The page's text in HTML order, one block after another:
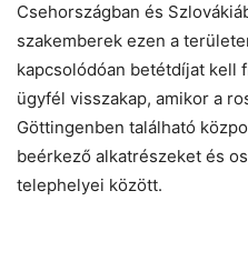
Csehországban és
szakemberek ezen a
kapcsolódóan betétdíjat kell
ügyfél visszakap, amikor a
Göttingenben található
beérkező alkatrészeket és
telephelyei között.